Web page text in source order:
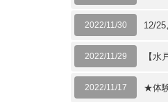
2022/11/30 12/
2022/11/29 【
2022/11/17 ★体